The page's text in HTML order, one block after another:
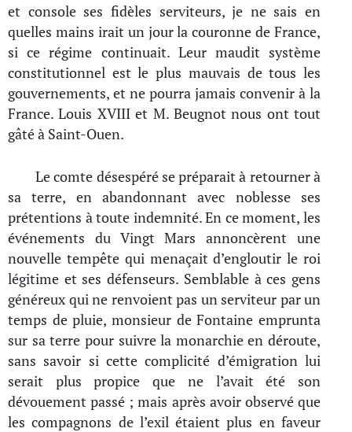
et console ses fidèles serviteurs, je ne sais en
quelles mains irait un jour la couronne de France,
si ce régime continuait. Leur maudit système
constitutionnel est le plus mauvais de tous les
gouvernements, et ne pourra jamais convenir à la
France. Louis XVIII et M. Beugnot nous ont tout
gâté à Saint-Ouen.
Le comte désespéré se préparait à retourner à
sa terre, en abandonnant avec noblesse ses
prétentions à toute indemnité. En ce moment, les
événements du Vingt Mars annoncèrent une
nouvelle tempête qui menaçait d’engloutir le roi
légitime et ses défenseurs. Semblable à ces gens
généreux qui ne renvoient pas un serviteur par un
temps de pluie, monsieur de Fontaine emprunta
sur sa terre pour suivre la monarchie en déroute,
sans savoir si cette complicité d’émigration lui
serait plus propice que ne l’avait été son
dévouement passé ; mais après avoir observé que
les compagnons de l’exil étaient plus en faveur